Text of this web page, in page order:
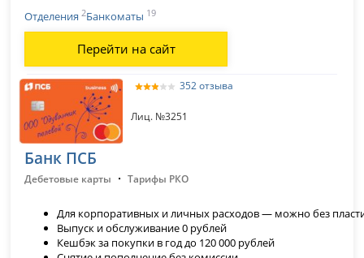
Отделения2Банкоматы 19
Перейти на сайт
352 отзыва
Лиц. №3251
Банк ПСБ
Дебетовые карты ·Тарифы РКО
Для корпоративных и личных расходов — можно без
Выпуск и обслуживание 0 рублей
Кешбэк за покупки в год до 120 000 рублей